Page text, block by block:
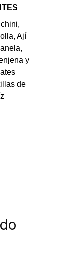
Ají
y
de